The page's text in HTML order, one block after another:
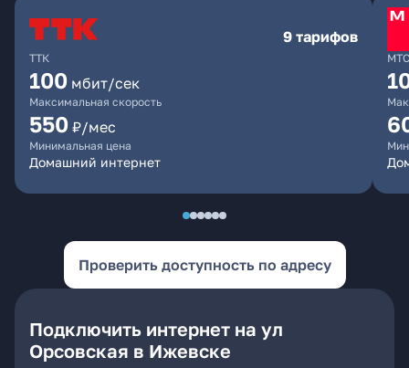
ТТК
9 тарифов
100 мбит/сек
Максимальная скорость
550 ₽/мес
Минимальная цена
Домашний интернет
МТС
Проверить доступность по адресу
Подключить интернет на ул
Орсовская в Ижевске